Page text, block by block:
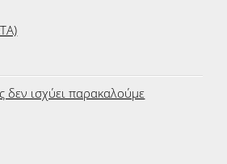
ισχύει παρακαλούμε